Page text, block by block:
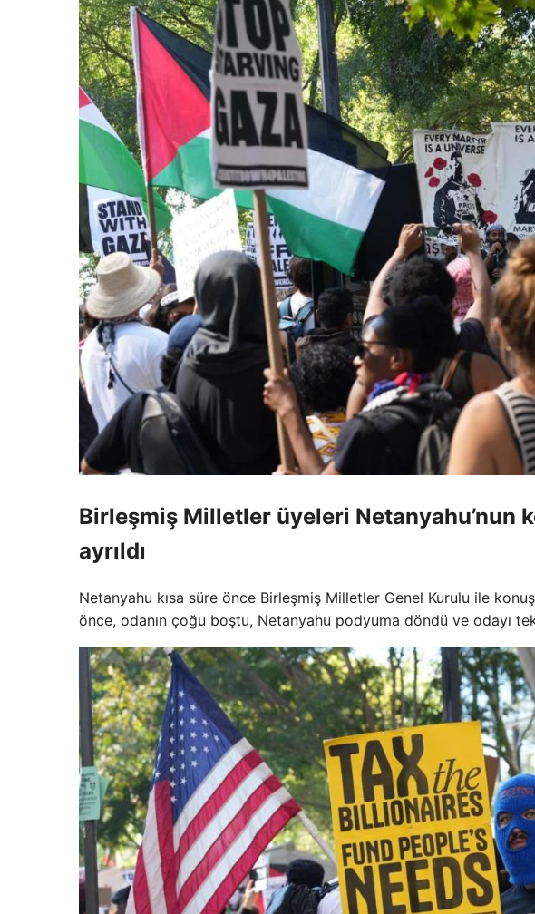
Birleşmiş Milletler üyeleri Netanyahu’nun
ayrıldı
Netanyahu kısa süre önce Birleşmiş Milletler Genel Kurulu ile
önce, odanın çoğu boştu, Netanyahu podyuma döndü ve odayı